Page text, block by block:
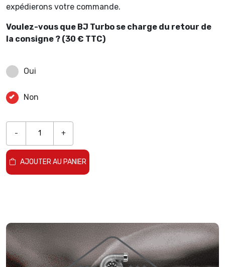
expédierons votre commande.
Voulez-vous que BJ Turbo se charge du retour de
la consigne ? (30 € TTC)
Oui
Non
- +
AJOUTER AU PANIER